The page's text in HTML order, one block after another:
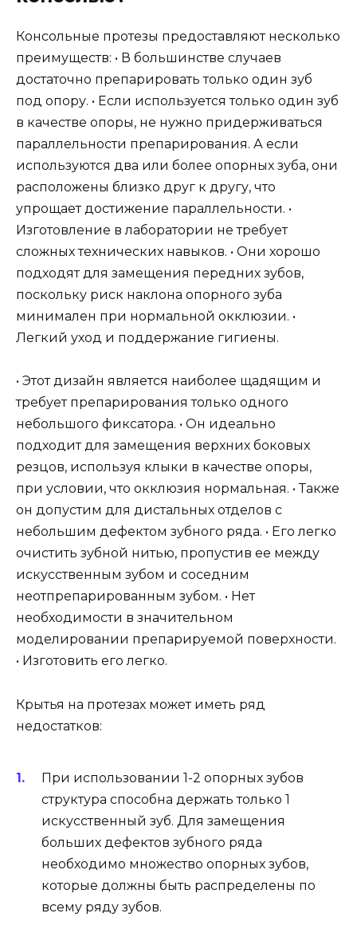
Консольные протезы предоставляют несколько
преимуществ: • В большинстве случаев
достаточно препарировать только один зуб
под опору. • Если используется только один зуб
в качестве опоры, не нужно придерживаться
параллельности препарирования. А если
используются два или более опорных зуба, они
расположены близко друг к другу, что
упрощает достижение параллельности. •
Изготовление в лаборатории не требует
сложных технических навыков. • Они хорошо
подходят для замещения передних зубов,
поскольку риск наклона опорного зуба
минимален при нормальной окклюзии. •
Легкий уход и поддержание гигиены.
• Этот дизайн является наиболее щадящим и
требует препарирования только одного
небольшого фиксатора. • Он идеально
подходит для замещения верхних боковых
резцов, используя клыки в качестве опоры,
при условии, что окклюзия нормальная. • Также
он допустим для дистальных отделов с
небольшим дефектом зубного ряда. • Его легко
очистить зубной нитью, пропустив ее между
искусственным зубом и соседним
неотпрепарированным зубом. • Нет
необходимости в значительном
моделировании препарируемой поверхности.
• Изготовить его легко.
Крытья на протезах может иметь ряд
недостатков:
При использовании 1-2 опорных зубов
структура способна держать только 1
искусственный зуб. Для замещения
больших дефектов зубного ряда
необходимо множество опорных зубов,
которые должны быть распределены по
всему ряду зубов.